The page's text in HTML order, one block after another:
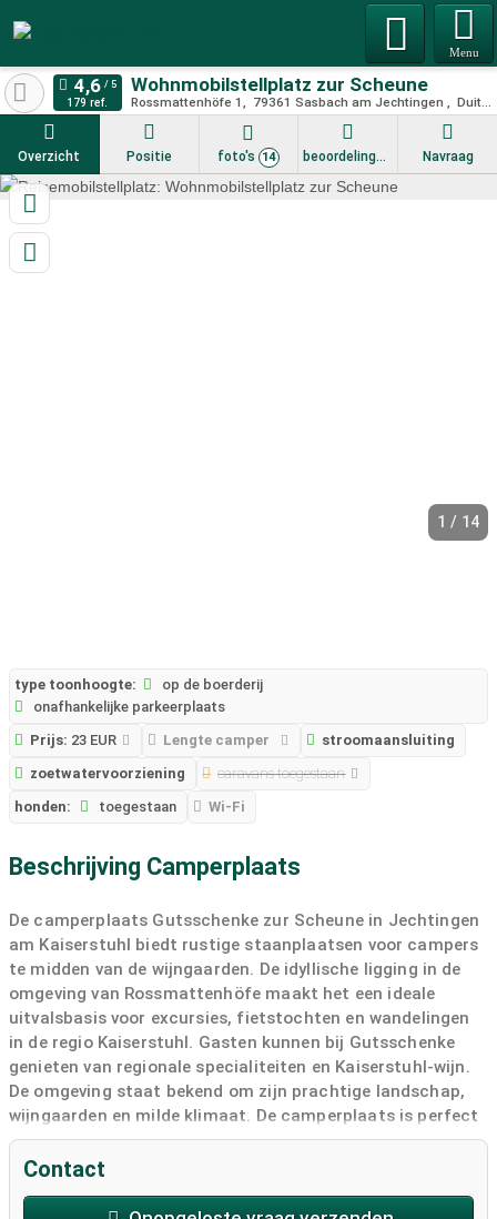
Menu
Wohnmobilstellplatz zur Scheune
Rossmattenhöfe 1 79361 Sasbach am Jechtingen Duitsland
179 ref.
Overzicht Positie foto's 14 beoordelingen Navraag
1 / 14
type toonhoogte:
op de boerderij
onafhankelijke parkeerplaats
Prijs: 23 EUR Lengte camper
stroomaansluiting
zoetwatervoorziening
caravans toegestaan
honden:
toegestaan Wi-Fi
Beschrijving Camperplaats
De camperplaats Gutsschenke zur Scheune in Jechtingen
am Kaiserstuhl biedt rustige staanplaatsen voor campers
te midden van de wijngaarden. De idyllische ligging in de
omgeving van Rossmattenhöfe maakt het een ideale
uitvalsbasis voor excursies, fietstochten en wandelingen
in de regio Kaiserstuhl. Gasten kunnen bij Gutsschenke
genieten van regionale specialiteiten en Kaiserstuhl-wijn.
De omgeving staat bekend om zijn prachtige landschap,
wijngaarden en milde klimaat. De camperplaats is perfect
voor een tussenstop of een langer verblijf in Kaiserstuhl.
Contact